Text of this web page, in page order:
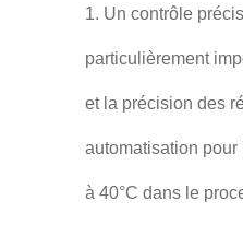
1. Un contrôle
particulièrement
et la précision des
automatisation pour
à 40°C dans le